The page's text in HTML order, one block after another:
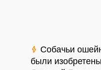
Собачьи
были